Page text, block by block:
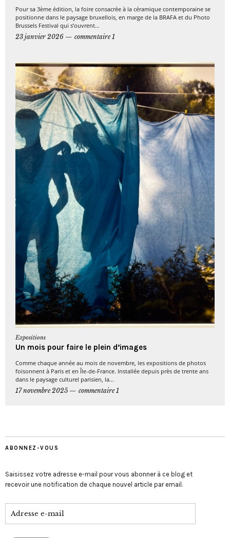
Pour sa 3ème édition, la foire consacrée à la céramique contemporaine se
positionne dans le paysage bruxellois, en marge de la BRAFA et du Photo
Brussels Festival qui s’ouvrent...
23 janvier 2026
commentaire 1
Expositions
Un mois pour faire le plein d’images
Comme chaque année au mois de novembre, les expositions de photos
foisonnent à Paris et en Île-de-France. Installée depuis près de trente ans
dans le paysage culturel parisien, la...
17 novembre 2025
commentaire 1
ABONNEZ-VOUS
Saisissez votre adresse e-mail pour vous abonner à ce blog et
recevoir une notification de chaque nouvel article par email.